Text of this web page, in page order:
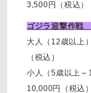
3,500円
（税込）
ゴジラ迎撃作戦
大人（12歳以上）
（税込）
小人（5歳以上～
10,000円
（税込）